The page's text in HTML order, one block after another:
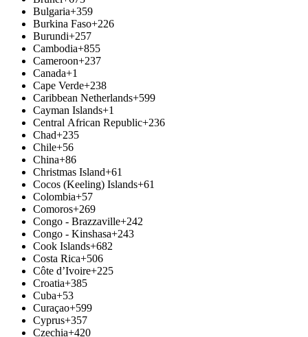
Bulgaria+359
Burkina Faso+226
Burundi+257
Cambodia+855
Cameroon+237
Canada+1
Cape Verde+238
Caribbean Netherlands+599
Cayman Islands+1
Central African Republic+236
Chad+235
Chile+56
China+86
Christmas Island+61
Cocos (Keeling) Islands+61
Colombia+57
Comoros+269
Congo - Brazzaville+242
Congo - Kinshasa+243
Cook Islands+682
Costa Rica+506
Côte d’Ivoire+225
Croatia+385
Cuba+53
Curaçao+599
Cyprus+357
Czechia+420